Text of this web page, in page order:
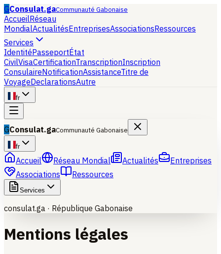
GConsulat.gaCommunauté Gabonaise
AccueilRéseau
MondialActualitésEntreprisesAssociationsRessources
Services
IdentitéPasseportÉtat
CivilVisaCertificationTranscriptionInscription
ConsulaireNotificationAssistanceTitre de
VoyageDeclarationsAutre
fr
GConsulat.gaCommunauté Gabonaise
fr
Accueil Réseau Mondial Actualités
Entreprises
Associations
Ressources
Services
consulat.ga · République Gabonaise
Mentions légales